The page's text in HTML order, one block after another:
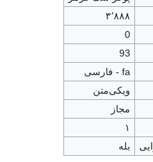
۳٬۸۸۸
0
93
fa - فارسی
ویکی‌متن
مجاز
۱
بله